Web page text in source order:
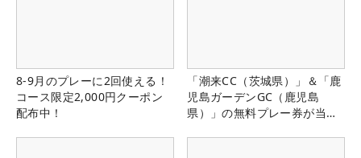
8-9月のプレーに2回使える！
コース限定2,000円クーポン
配布中！
「潮来CC（茨城県）」＆「鹿
児島ガーデンGC（鹿児島
県）」の無料プレー券が当た